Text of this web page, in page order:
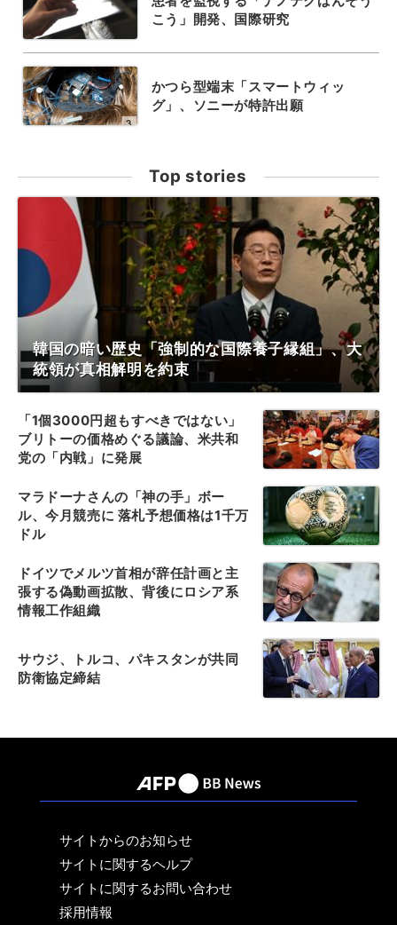
こう」開発、国際研究
かつら型端末「スマートウィッ
グ」、ソニーが特許出願
Top stories
韓国の暗い歴史「強制的な国際養子縁組」、大
統領が真相解明を約束
「1個3000円超もすべきではない」
ブリトーの価格めぐる議論、米共和
党の「内戦」に発展
マラドーナさんの「神の手」ボー
ル、今月競売に 落札予想価格は1千万
ドル
ドイツでメルツ首相が辞任計画と主
張する偽動画拡散、背後にロシア系
情報工作組織
サウジ、トルコ、パキスタンが共同
防衛協定締結
サイトからのお知らせ
サイトに関するヘルプ
サイトに関するお問い合わせ
採用情報